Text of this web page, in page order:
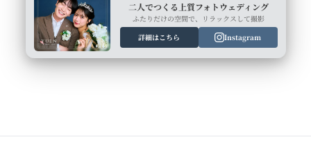
二人でつくる上質フォトウェディング
ふたりだけの空間で、リラックスして撮影
詳細はこちら
Instagram